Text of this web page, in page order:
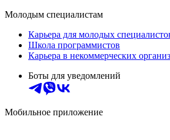
Молодым специалистам
Карьера для молодых
Школа программистов
Карьера в некоммерческих
Боты для уведомлений
Мобильное приложение